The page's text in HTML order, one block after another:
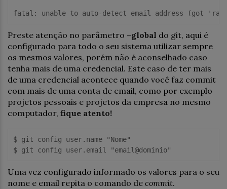
Preste atenção no parâmetro –global do git, aqui é
configurado para todo o seu sistema utilizar sempre
os mesmos valores, porém não é aconselhado caso
tenha mais de uma credencial. Este caso de ter mais
de uma credencial acontece quando você faz commit
com mais de uma conta de email, como por exemplo
projetos pessoais e projetos da empresa no mesmo
computador, fique atento!
$ git config user.name "Nome"
Uma vez configurado informado os valores para o seu
nome e email repita o comando de commit.